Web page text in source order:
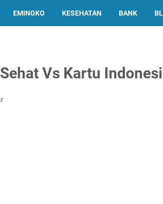
EMINGKO KESEHATAN BANK
Vs Kartu